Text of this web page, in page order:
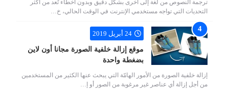
ترجمة النصوص من لغة إلى أخرى بشكل دقيق وبدون أخطاء تُعد من أكثر
التحديات التي تواجه مستخدمي الإنترنت في الوقت الحالي، خ…
24 أبريل 2019
موقع إزالة خلفية الصورة مجانا أون لاين
بضغطة واحدة
إزالة خلفية الصورة من الأمور الهامّة التي يبحث عنها الكثير من المستخدمين
من أجل إزالة أي عناصر غير مرغوبة من الصور أو إ…